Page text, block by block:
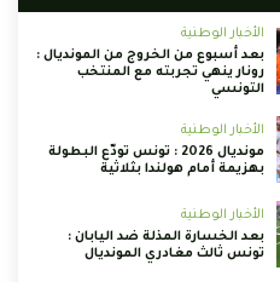
الأخبار الوطنية
بعد أسبوع من الخروج من المونديال :
رونار ينهي تجربته مع المنتخب
التونسي
الأخبار الوطنية
مونديال 2026 : تونس تودّع البطولة
بهزيمة أمام هولندا بثلاثية
الأخبار الوطنية
بعد الخسارة المذلة ضد اليابان :
تونس ثالث مغادري المونديال